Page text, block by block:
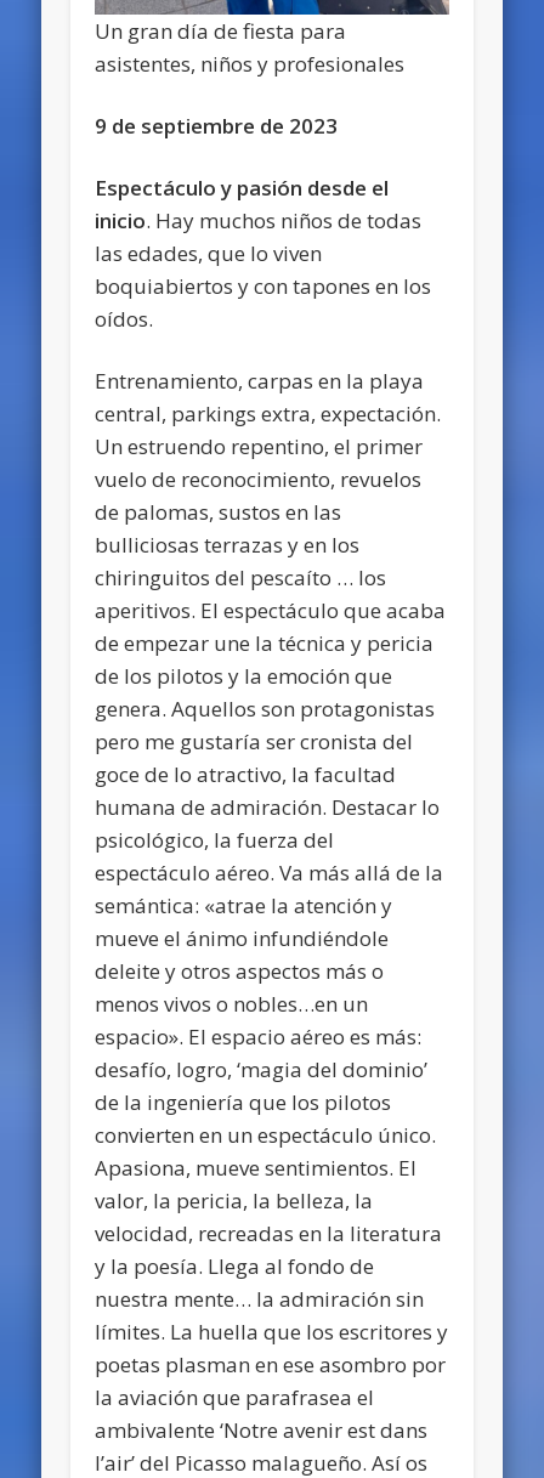
Un gran día de fiesta para
asistentes, niños y profesionales
9 de septiembre de 2023
Espectáculo y pasión desde el
inicio. Hay muchos niños de todas
las edades, que lo viven
boquiabiertos y con tapones en los
oídos.
Entrenamiento, carpas en la playa
central, parkings extra, expectación.
Un estruendo repentino, el primer
vuelo de reconocimiento, revuelos
de palomas, sustos en las
bulliciosas terrazas y en los
chiringuitos del pescaíto … los
aperitivos. El espectáculo que acaba
de empezar une la técnica y pericia
de los pilotos y la emoción que
genera. Aquellos son protagonistas
pero me gustaría ser cronista del
goce de lo atractivo, la facultad
humana de admiración. Destacar lo
psicológico, la fuerza del
espectáculo aéreo. Va más allá de la
semántica: «atrae la atención y
mueve el ánimo infundiéndole
deleite y otros aspectos más o
menos vivos o nobles…en un
espacio». El espacio aéreo es más:
desafío, logro, ‘magia del dominio’
de la ingeniería que los pilotos
convierten en un espectáculo único.
Apasiona, mueve sentimientos. El
valor, la pericia, la belleza, la
velocidad, recreadas en la literatura
y la poesía. Llega al fondo de
nuestra mente… la admiración sin
límites. La huella que los escritores y
poetas plasman en ese asombro por
la aviación que parafrasea el
ambivalente ‘Notre avenir est dans
l’air’ del Picasso malagueño. Así os